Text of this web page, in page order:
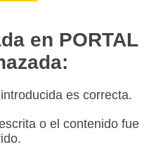
en PORTAL
es correcta.
o el contenido fue